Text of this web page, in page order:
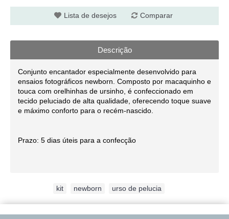
Lista de desejos Comparar
Descrição
Conjunto encantador especialmente desenvolvido para
ensaios fotográficos newborn. Composto por macaquinho e
touca com orelhinhas de ursinho, é confeccionado em
tecido peluciado de alta qualidade, oferecendo toque suave
e máximo conforto para o recém-nascido.
Prazo: 5 dias úteis para a confecção
kit newborn urso de pelucia